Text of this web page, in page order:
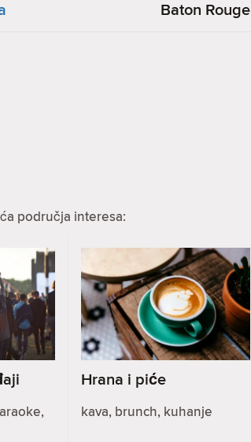
Baton Rouge
područja interesa:
Hrana i piće
kava, brunch, kuhanje